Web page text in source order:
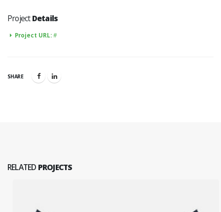
ProjectDetails
Project URL:#
SHARE
RELATED PROJECTS